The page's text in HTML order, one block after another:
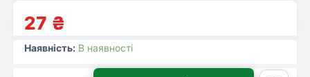
27 ₴
Наявність: В наявності